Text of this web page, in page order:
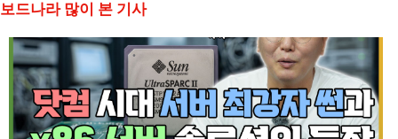
보드나라 많이 본 기사